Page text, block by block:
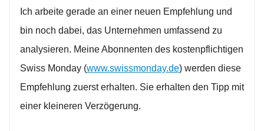
Ich arbeite gerade an einer neuen Empfehlung und
bin noch dabei, das Unternehmen umfassend zu
analysieren. Meine Abonnenten des kostenpflichtigen
Swiss Monday (www.swissmonday.de) werden diese
Empfehlung zuerst erhalten. Sie erhalten den Tipp mit
einer kleineren Verzögerung.